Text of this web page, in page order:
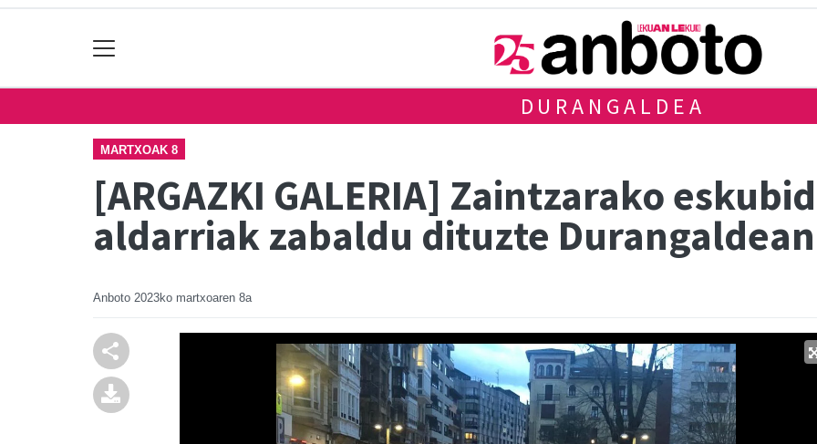
DURANGALDEA
MARTXOAK 8
[ARGAZKI GALERIA] Zaintzarako
aldarriak zabaldu dituzte Durangaldean
Anboto 2023ko martxoaren 8a